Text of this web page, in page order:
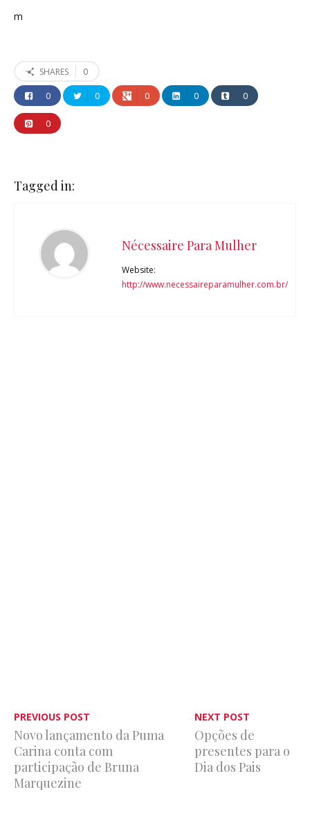
m
SHARES
0
0
0 0 0 0
0
Tagged in:
Nécessaire Para Mulher
Website:
http://www.necessaireparamulher.com.br/
PREVIOUS POST
Novo lançamento da Puma
Carina conta com
participação de Bruna
Marquezine
NEXT POST
Opções de
presentes para o
Dia dos Pais